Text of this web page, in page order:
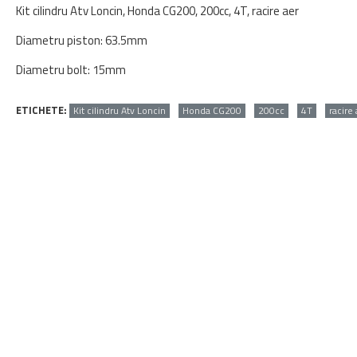
Kit cilindru Atv Loncin, Honda CG200, 200cc, 4T, racire aer
Diametru piston: 63.5mm
Diametru bolt: 15mm
ETICHETE: Kit cilindru Atv Loncin Honda CG200 200cc 4T racire